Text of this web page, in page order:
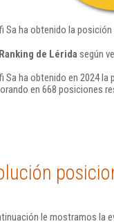
Sa ha obtenido la posición
Ranking de Lérida según
Sa ha obtenido en 2024 la
en 668 posiciones
le mostramos la